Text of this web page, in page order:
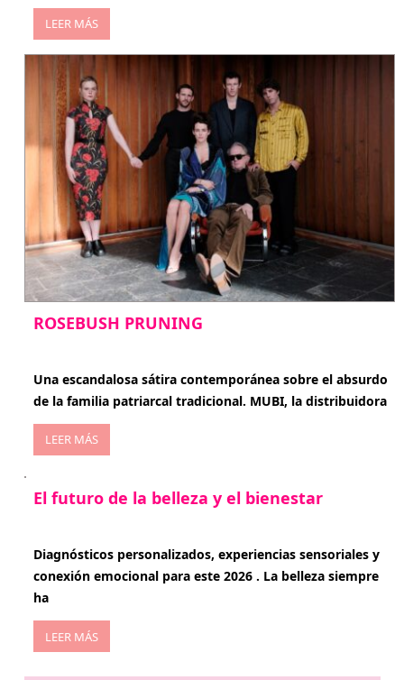
LEER MÁS
ROSEBUSH PRUNING
Una escandalosa sátira contemporánea sobre el absurdo
de la familia patriarcal tradicional. MUBI, la distribuidora
LEER MÁS
El futuro de la belleza y el bienestar
Diagnósticos personalizados, experiencias sensoriales y
conexión emocional para este 2026 . La belleza siempre
ha
LEER MÁS